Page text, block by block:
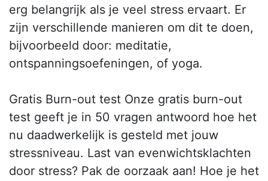
erg belangrijk als je veel stress ervaart. Er
zijn verschillende manieren om dit te doen,
bijvoorbeeld door: meditatie,
ontspanningsoefeningen, of yoga.
Gratis Burn-out test Onze gratis burn-out
test geeft je in 50 vragen antwoord hoe het
nu daadwerkelijk is gesteld met jouw
stressniveau. Last van evenwichtsklachten
door stress? Pak de oorzaak aan! Hoe je het